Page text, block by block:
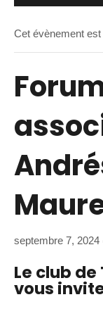
Cet évènement
septembre 7, 2024
Le club
vous